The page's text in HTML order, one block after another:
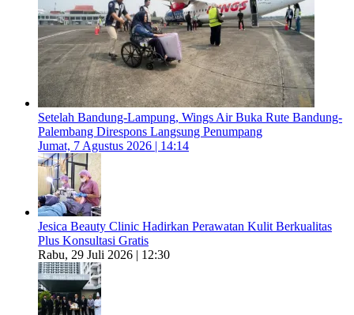
Setelah Bandung-Lampung, Wings Air Buka Rute Bandung-
Palembang Direspons Langsung Penumpang
Jumat, 7 Agustus 2026 | 14:14
Jesica Beauty Clinic Hadirkan Perawatan Kulit Berkualitas
Plus Konsultasi Gratis
Rabu, 29 Juli 2026 | 12:30